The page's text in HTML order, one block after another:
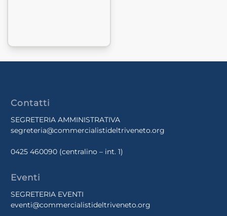
Contatti
SEGRETERIA AMMINISTRATIVA
segreteria@commercialistideltriveneto.org
0425 460090 (centralino – int. 1)
Eventi
SEGRETERIA EVENTI
eventi@commercialistideltriveneto.org